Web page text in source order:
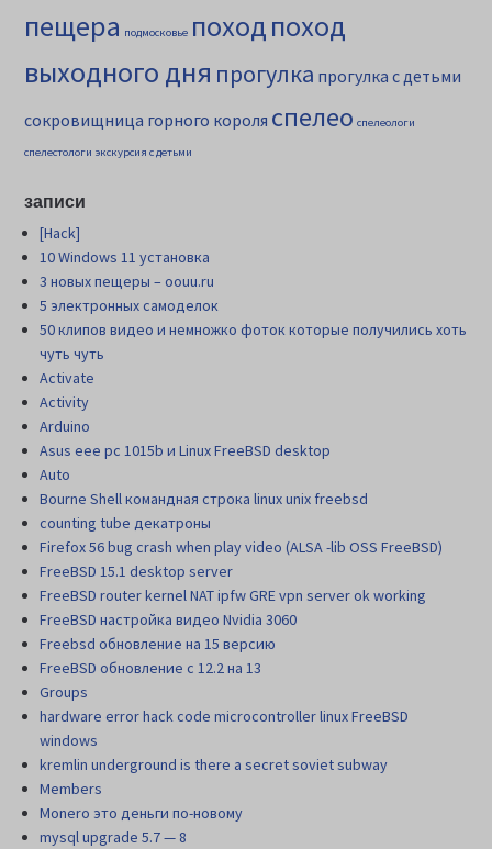
пещера подмосковье походпоход
выходного дня прогулка прогулка с детьми
сокровищница горного короля спелео спелеологи
спелестологи экскурсия с детьми
записи
[Hack]
10 Windows 11 установка
3 новых пещеры – oouu.ru
5 электронных самоделок
50 клипов видео и немножко фоток которые получились хоть
чуть чуть
Activate
Activity
Arduino
Asus eee pc 1015b и Linux FreeBSD desktop
Auto
Bourne Shell командная строка linux unix freebsd
counting tube декатроны
Firefox 56 bug crash when play video (ALSA -lib OSS FreeBSD)
FreeBSD 15.1 desktop server
FreeBSD router kernel NAT ipfw GRE vpn server ok working
FreeBSD настройка видео Nvidia 3060
Freebsd обновление на 15 версию
FreeBSD обновление с 12.2 на 13
Groups
hardware error hack code microcontroller linux FreeBSD
windows
kremlin underground is there a secret soviet subway
Members
Monero это деньги по-новому
mysql upgrade 5.7 — 8